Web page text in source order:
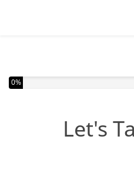
Completou 0% do inquérito
0%
Let's